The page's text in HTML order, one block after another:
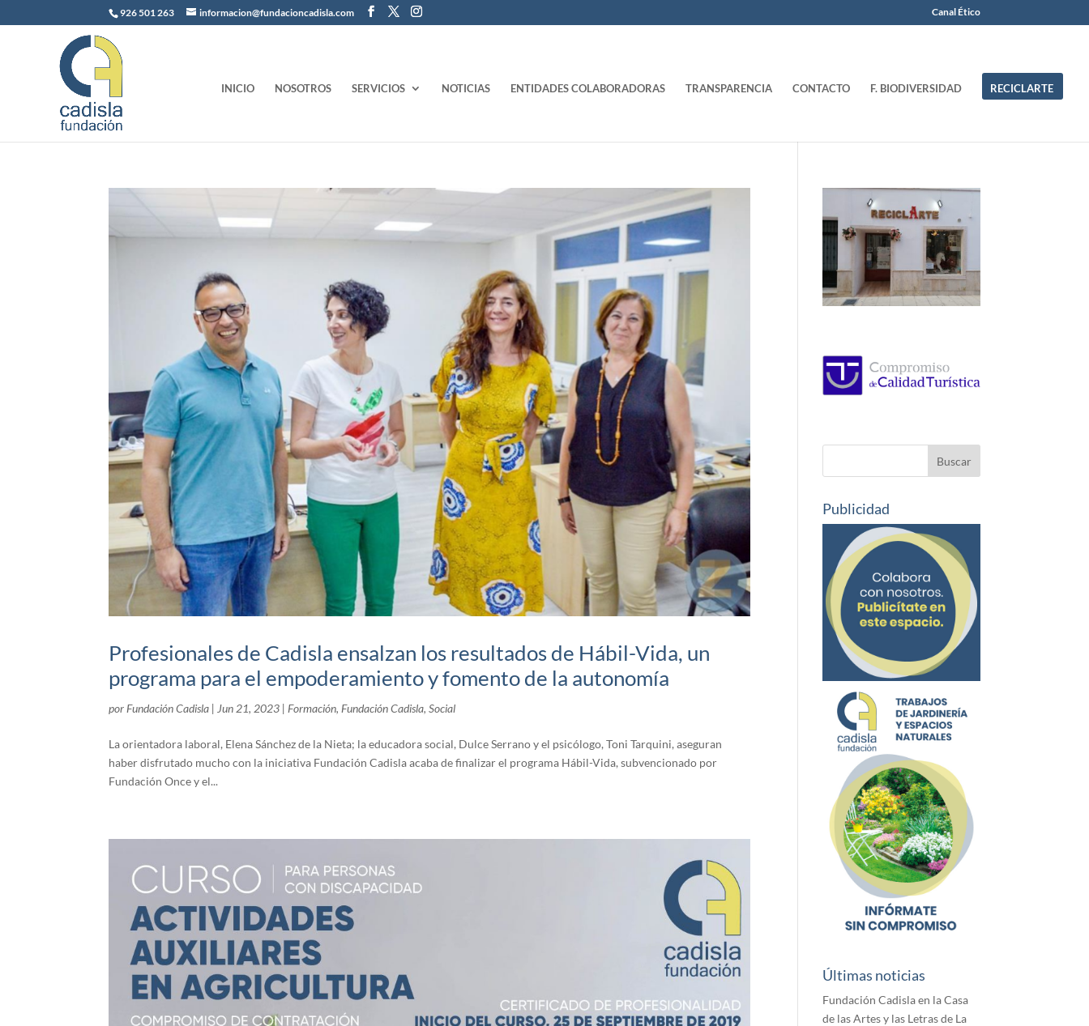
926 501 263 informacion@fundacioncadisla.com Canal Ético
INICIO NOSOTROS SERVICIOS NOTICIAS ENTIDADES COLABORADORAS TRANSPARENCIA CONTACTO F. BIODIVERSIDAD RECICLARTE
Profesionales de Cadisla ensalzan los resultados de Hábil-Vida, un
programa para el empoderamiento y fomento de la autonomía
por Fundación Cadisla | Jun 21, 2023 | Formación, Fundación Cadisla,Social
La orientadora laboral, Elena Sánchez de la Nieta; la educadora social, Dulce Serrano y el psicólogo, Toni Tarquini, aseguran
haber disfrutado mucho con la iniciativa Fundación Cadisla acaba de finalizar el programa Hábil-Vida, subvencionado por
Fundación Once y el...
Publicidad
Últimas noticias
Fundación Cadisla en la Casa
de las Artes y las Letras de La